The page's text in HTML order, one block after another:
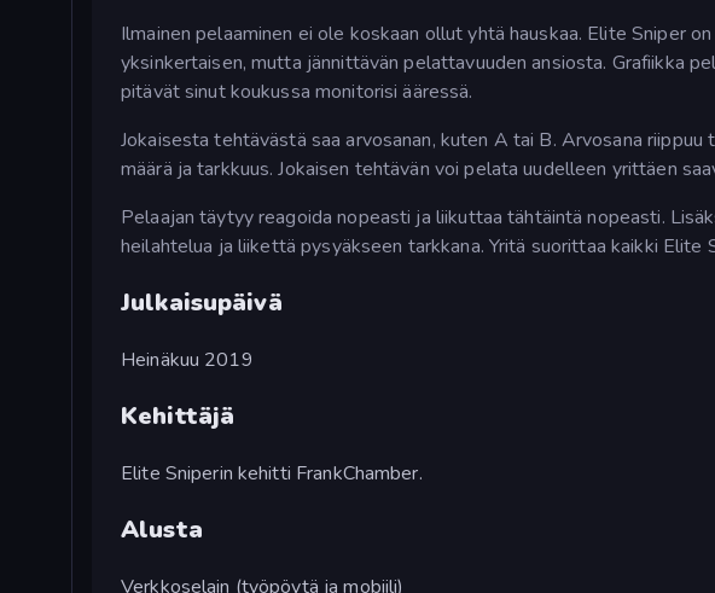
Ilmainen pelaaminen ei ole koskaan ollut yhtä hauskaa. Elite Sniper
yksinkertaisen, mutta jännittävän pelattavuuden ansiosta. Grafiikka
pitävät sinut koukussa monitorisi ääressä.
Jokaisesta tehtävästä saa arvosanan, kuten A tai B. Arvosana
määrä ja tarkkuus. Jokaisen tehtävän voi pelata uudelleen yrittäen
Pelaajan täytyy reagoida nopeasti ja liikuttaa tähtäintä nopeasti.
heilahtelua ja liikettä pysyäkseen tarkkana. Yritä suorittaa kaikki
Julkaisupäivä
Heinäkuu 2019
Kehittäjä
Elite Sniperin kehitti FrankChamber.
Alusta
Verkkoselain (työpöytä ja mobiili)